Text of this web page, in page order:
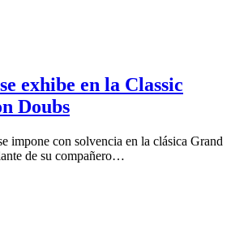
exhibe en la Classic
Doubs
impone con solvencia en la clásica Grand
de su compañero…